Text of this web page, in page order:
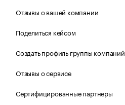
Отзывы о вашей компании
Поделиться кейсом
Создать профиль группы компаний
Отзывы о сервисе
Сертифицированные партнеры